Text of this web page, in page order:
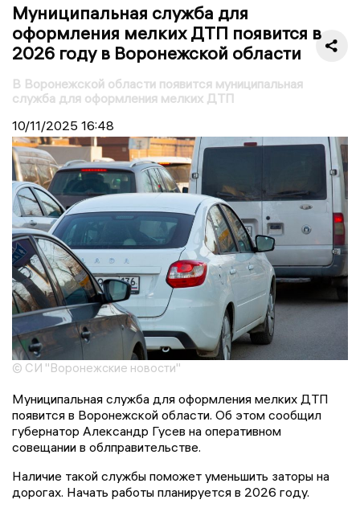
Муниципальная служба для
оформления мелких ДТП появится в
2026 году в Воронежской области
В Воронежской области появится муниципальная
служба для оформления мелких ДТП
10/11/2025 16:48
© СИ "Воронежские новости"
Муниципальная служба для оформления мелких ДТП
появится в Воронежской области. Об этом сообщил
губернатор Александр Гусев на оперативном
совещании в облправительстве.
Наличие такой службы поможет уменьшить заторы на
дорогах. Начать работы планируется в 2026 году.